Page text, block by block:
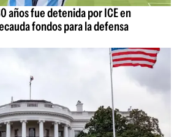
años fue detenida por ICE en
fondos para la defensa